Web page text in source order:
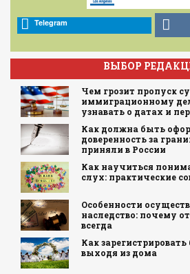
Telegram
ВЫБОР
Чем грозит пропуск
иммиграционному
узнавать о датах и
Как должна быть
доверенность за
приняли в России
Как научиться
слух: практические
Особенности
наследство: почему
всегда
Как
выходя из дома